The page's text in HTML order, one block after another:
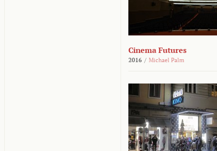
Cinema Futures
2016 / Michael Palm